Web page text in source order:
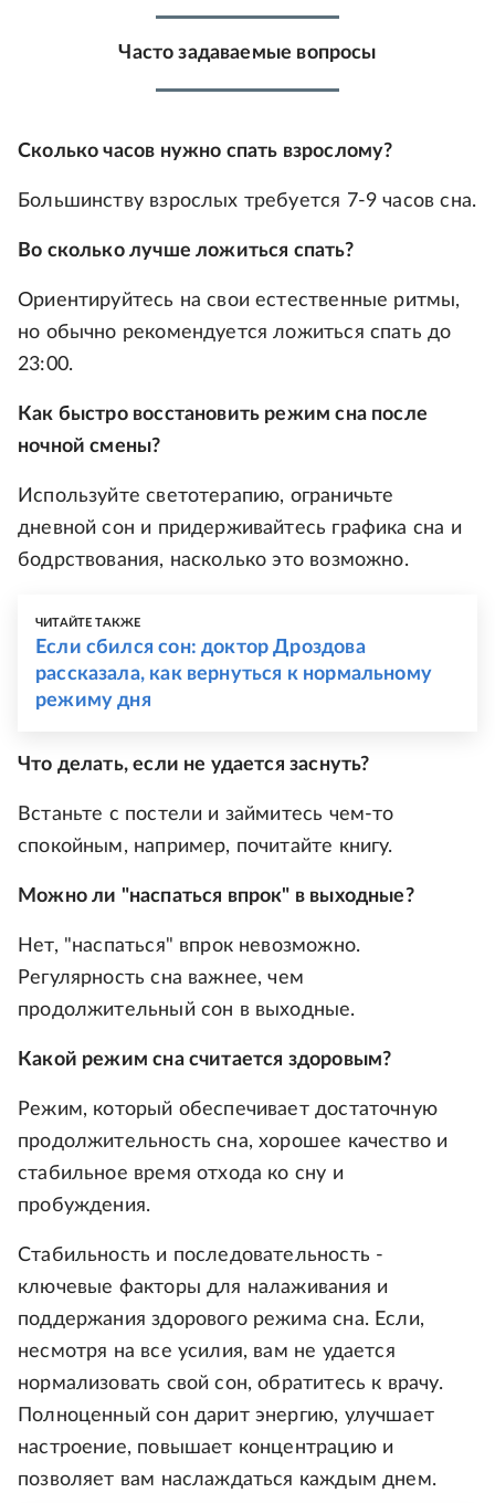
Часто задаваемые вопросы
Сколько часов нужно спать взрослому?
Большинству взрослых требуется 7-9 часов сна.
Во сколько лучше ложиться спать?
Ориентируйтесь на свои естественные ритмы,
но обычно рекомендуется ложиться спать до
23:00.
Как быстро восстановить режим сна после
ночной смены?
Используйте светотерапию, ограничьте
дневной сон и придерживайтесь графика сна и
бодрствования, насколько это возможно.
ЧИТАЙТЕ ТАКЖЕ
Если сбился сон: доктор Дроздова
рассказала, как вернуться к нормальному
режиму дня
Что делать, если не удается заснуть?
Встаньте с постели и займитесь чем-то
спокойным, например, почитайте книгу.
Можно ли "наспаться впрок" в выходные?
Нет, "наспаться" впрок невозможно.
Регулярность сна важнее, чем
продолжительный сон в выходные.
Какой режим сна считается здоровым?
Режим, который обеспечивает достаточную
продолжительность сна, хорошее качество и
стабильное время отхода ко сну и
пробуждения.
Стабильность и последовательность -
ключевые факторы для налаживания и
поддержания здорового режима сна. Если,
несмотря на все усилия, вам не удается
нормализовать свой сон, обратитесь к врачу.
Полноценный сон дарит энергию, улучшает
настроение, повышает концентрацию и
позволяет вам наслаждаться каждым днем.